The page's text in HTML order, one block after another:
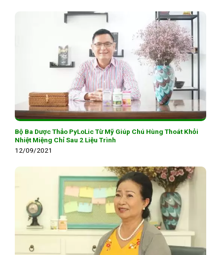
Bộ Ba Dược Thảo PyLoLic Từ Mỹ Giúp Chú Hùng Thoát Khỏi
Nhiệt Miệng Chỉ Sau 2 Liệu Trình
12/09/2021